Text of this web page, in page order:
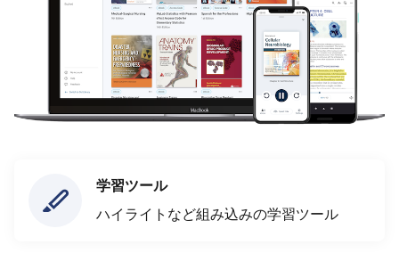
学習ツール
ハイライトなど組み込みの学習ツール